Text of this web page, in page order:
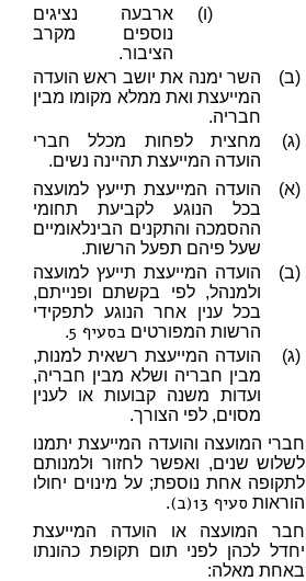
(ו)
ארבעה נציגים
נוספים מקרב
הציבור.
(ב)
השר ימנה את יושב ראש הועדה
המייעצת ואת ממלא מקומו מבין
חבריה.
(ג)
מחצית לפחות מכלל חברי
הועדה המייעצת תהיינה נשים.
(א)
הועדה המייעצת תייעץ למועצה
בכל הנוגע לקביעת תחומי
ההסמכה והתקנים הבינלאומיים
שעל פיהם תפעל הרשות.
(ב)
הועדה המייעצת תייעץ למועצה
ולמנהל, לפי בקשתם ופנייתם,
בכל ענין אחר הנוגע לתפקידי
הרשות המפורטים בסעיף 5
.
(ג)
הועדה המייעצת רשאית למנות,
מבין חבריה ושלא מבין חבריה,
ועדות משנה קבועות או לענין
מסוים, לפי הצורך.
חברי המועצה והועדה המייעצת יתמנו
לשלוש שנים, ואפשר לחזור ולמנותם
לתקופה אחת נוספת; על מינוים יחולו
הוראות סעיף 13(ב) .
חבר המועצה או הועדה המייעצת
יחדל לכהן לפני תום תקופת כהונתו
באחת מאלה: